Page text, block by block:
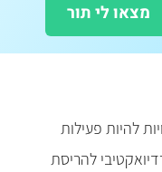
מצאו לי תור
להיות פעילות
להריסת